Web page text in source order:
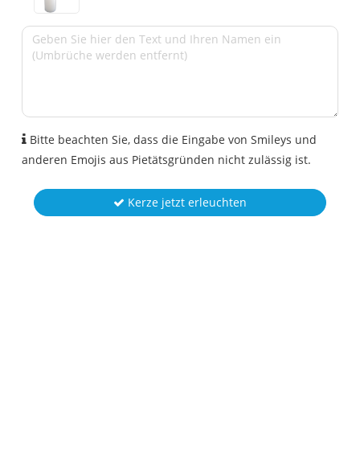
Bitte beachten Sie, dass die Eingabe von Smileys und
anderen Emojis aus Pietätsgründen nicht zulässig ist.
Kerze jetzt erleuchten